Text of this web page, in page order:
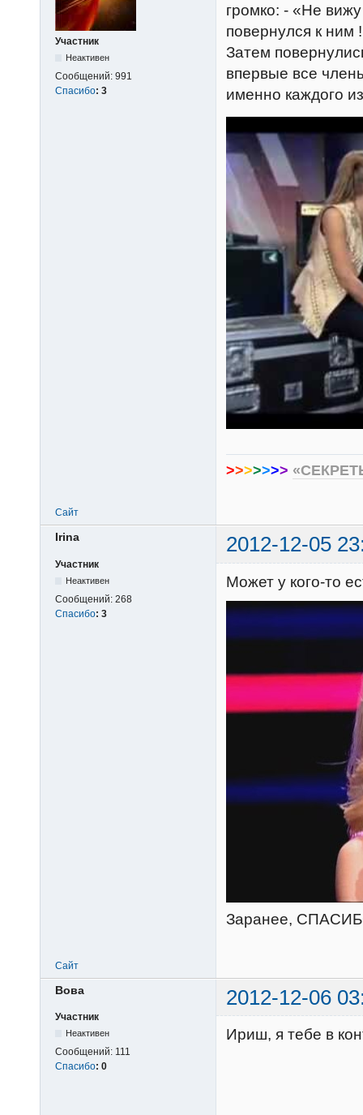
Участник
Неактивен
Сообщений: 991
Спасибо: 3
громко: - «Не
повернулся к
Затем
впервые все
именно каждого
>>>>>>>
Сайт
Irina 2012-12-05
Участник
Неактивен
Сообщений: 268
Спасибо: 3
Может у кого-то
Заранее,
Сайт
Вова 2012-12-06
Участник
Неактивен
Сообщений: 111
Спасибо: 0
Ириш, я тебе в